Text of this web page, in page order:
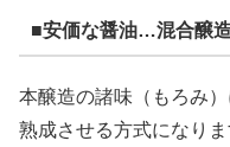
■安価な醤油…混合醸
本醸造の諸味（もろみ
熟成させる方式になりま